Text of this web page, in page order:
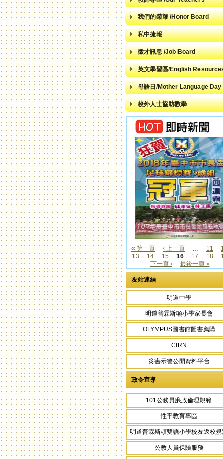
我們的榮耀 /Honor Board
私中捷報
徵才訊息 /Job Board
英文學習區/English
母語日/Mother Language Day
校外人士協助教學
頁面
« 第一頁 ‹ 上一頁 … 11
13
14 15 16 17 18
下一頁 ›
最後一頁 »
友站連結
明道中學
明道普霖斯頓小學家長會
OLYMPUS圖書館圖書薦購
CIRN
災害示警公開資料平台
政令宣導
101公務員廉政倫理規範
性平教育專區
明道普霖斯頓雙語小學校友返校規
公教人員保險服務